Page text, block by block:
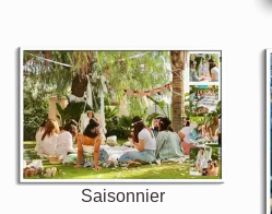
Saisonnier